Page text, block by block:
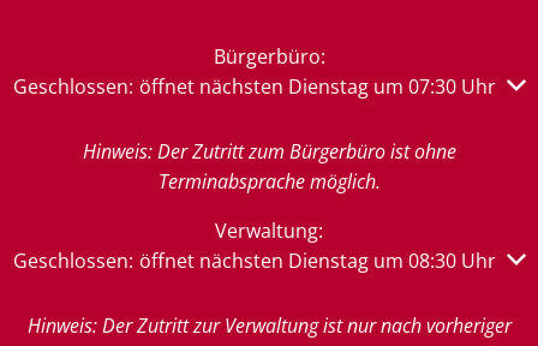
Bürgerbüro:
Klicken, um weitere Öffnungs- oder Schließzeiten
Geschlossen: öffnet nächsten Dienstag um 07:30 Uhr
Hinweis: Der Zutritt zum Bürgerbüro ist ohne
Terminabsprache möglich.
Verwaltung:
Klicken, um weitere Öffnungs- oder Schließzeiten
Geschlossen: öffnet nächsten Dienstag um 08:30 Uhr
Hinweis: Der Zutritt zur Verwaltung ist nur nach vorheriger